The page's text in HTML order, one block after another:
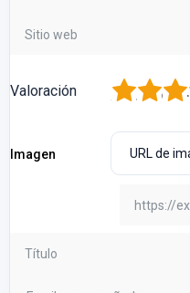
Valoración 4
3
2
Imagen